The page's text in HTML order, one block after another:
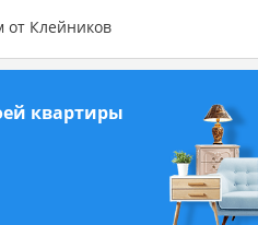
от Клейников
квартиры